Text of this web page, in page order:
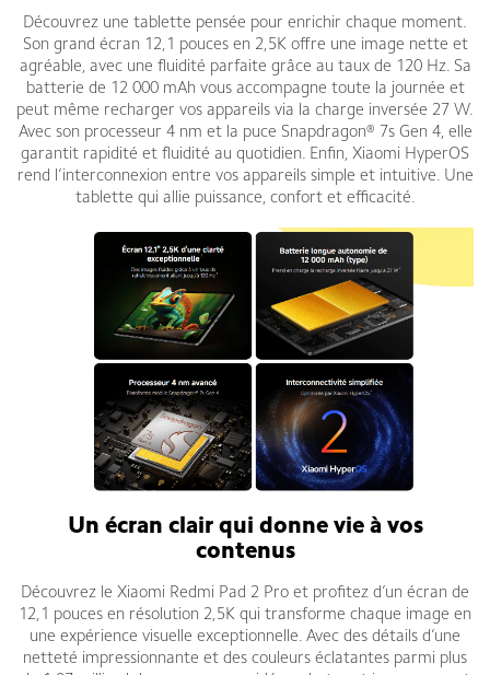
Découvrez une tablette pensée pour enrichir chaque moment.
Son grand écran 12,1 pouces en 2,5K offre une image nette et
agréable, avec une fluidité parfaite grâce au taux de 120 Hz. Sa
batterie de 12 000 mAh vous accompagne toute la journée et
peut même recharger vos appareils via la charge inversée 27 W.
Avec son processeur 4 nm et la puce Snapdragon® 7s Gen 4, elle
garantit rapidité et fluidité au quotidien. Enfin, Xiaomi HyperOS
rend l’interconnexion entre vos appareils simple et intuitive. Une
tablette qui allie puissance, confort et efficacité.
Un écran clair qui donne vie à vos
contenus
Découvrez le Xiaomi Redmi Pad 2 Pro et profitez d’un écran de
12,1 pouces en résolution 2,5K qui transforme chaque image en
une expérience visuelle exceptionnelle. Avec des détails d’une
netteté impressionnante et des couleurs éclatantes parmi plus